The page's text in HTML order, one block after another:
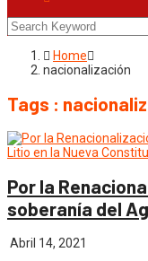
Home
nacionalización
Tags :
Por la
soberanía del
Abril 14, 2021